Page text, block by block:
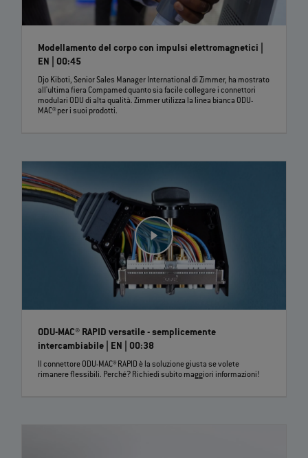
Modellamento del corpo con impulsi elettromagnetici |
EN | 00:45
Djo Kiboti, Senior Sales Manager International di Zimmer, ha mostrato
all'ultima fiera Compamed quanto sia facile collegare i connettori
modulari ODU di alta qualità. Zimmer utilizza la linea bianca ODU-
MAC® per i suoi prodotti.
ODU-MAC® RAPID versatile - semplicemente
intercambiabile | EN | 00:38
Il connettore ODU-MAC® RAPID è la soluzione giusta se volete
rimanere flessibili. Perché? Richiedi subito maggiori informazioni!